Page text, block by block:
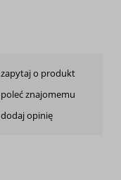
zapytaj o produkt
poleć znajomemu
dodaj opinię